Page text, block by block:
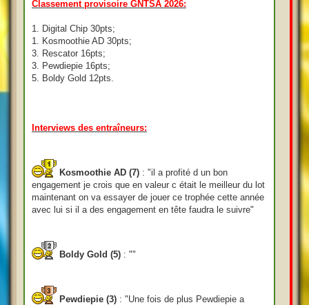
Classement provisoire GNTSA 2026:
1. Digital Chip 30pts;
1. Kosmoothie AD 30pts;
3. Rescator 16pts;
3. Pewdiepie 16pts;
5. Boldy Gold 12pts.
Interviews des entraîneurs:
Kosmoothie AD (7) : "il a profité d un bon
engagement je crois que en valeur c était le meilleur du lot
maintenant on va essayer de jouer ce trophée cette année
avec lui si il a des engagement en tête faudra le suivre"
Boldy Gold (5) : ""
Pewdiepie (3) : "Une fois de plus Pewdiepie a